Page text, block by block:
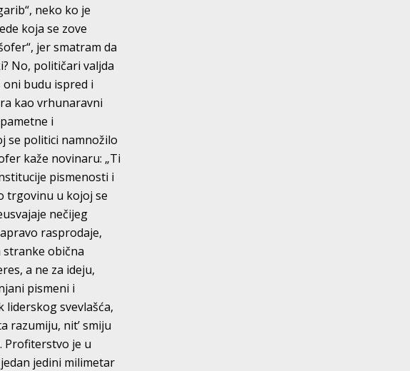
neko ko je
koja se zove
jer smatram da
No, političari valjda
oni budu ispred i
kao vrhunaravni
i
se politici namnožilo
kaže novinaru: „Ti
pismenosti i
trgovinu u kojoj se
nečijeg
rasprodaje,
stranke obična
a ne za ideju,
pismeni i
svevlašća,
razumiju, nit’ smiju
Profiterstvo je u
jedini milimetar